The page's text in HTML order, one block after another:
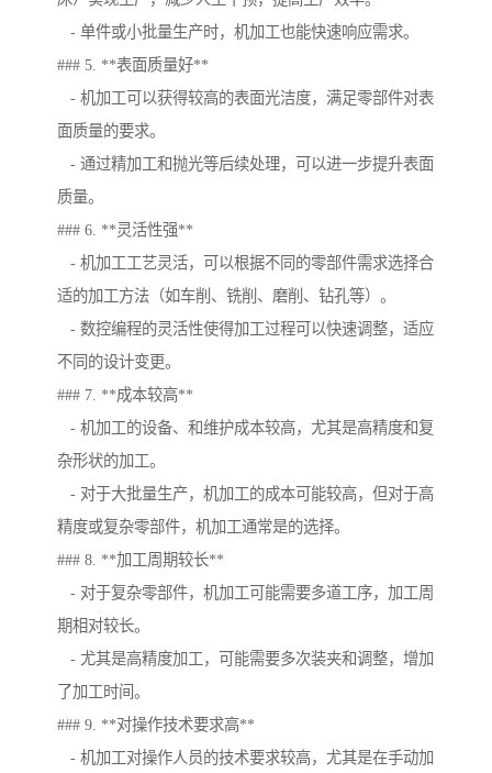
- 单件或小批量生产时，机加工也能快速响应需求。
### 5. **表面质量好**
- 机加工可以获得较高的表面光洁度，满足零部件对表
面质量的要求。
- 通过精加工和抛光等后续处理，可以进一步提升表面
质量。
### 6. **灵活性强**
- 机加工工艺灵活，可以根据不同的零部件需求选择合
适的加工方法（如车削、铣削、磨削、钻孔等）。
- 数控编程的灵活性使得加工过程可以快速调整，适应
不同的设计变更。
### 7. **成本较高**
- 机加工的设备、和维护成本较高，尤其是高精度和复
杂形状的加工。
- 对于大批量生产，机加工的成本可能较高，但对于高
精度或复杂零部件，机加工通常是的选择。
### 8. **加工周期较长**
- 对于复杂零部件，机加工可能需要多道工序，加工周
期相对较长。
- 尤其是高精度加工，可能需要多次装夹和调整，增加
了加工时间。
### 9. **对操作技术要求高**
- 机加工对操作人员的技术要求较高，尤其是在手动加